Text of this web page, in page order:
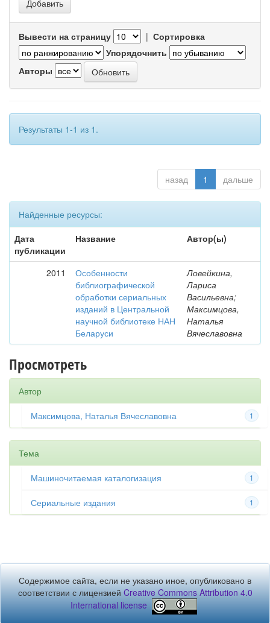
Вывести на страницу | Сортировка
Упорядочнить
Авторы
Результаты 1-1 из 1.
назад 1 дальше
Найденные ресурсы:
Дата
публикации
Название Автор(ы)
2011
Особенности
библиографической
обработки сериальных
изданий в Центральной
научной библиотеке НАН
Беларуси
Ловейкина,
Лариса
Васильевна;
Максимцова,
Наталья
Вячеславовна
Просмотреть
Автор
1
Максимцова, Наталья Вячеславовна
Тема
1
Машиночитаемая каталогизация
1
Сериальные издания
Содержимое сайта, если не указано иное, опубликовано в
соответствии с лицензиейCreative Commons Attribution 4.0
International license